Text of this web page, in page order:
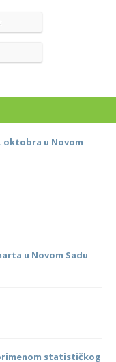
oktobra u Novom
u Novom Sadu
statističkog